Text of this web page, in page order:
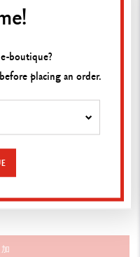
るストライプをあしら
ッチをあしらったノー
ドールは、“シャドー・
ポール・スミスのサイ
ます。
レガントで普遍的、そ
吹き込んでいます。
ル0.5mm
boutique?
placing an order.